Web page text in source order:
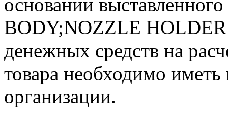
BODY;NOZZLE HOLDER
денежных средств на
товара необходимо иметь
организации.